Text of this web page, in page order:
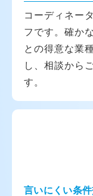
コーディネー
フです。確か
との得意な業
し、相談から
す。
言いにくい条